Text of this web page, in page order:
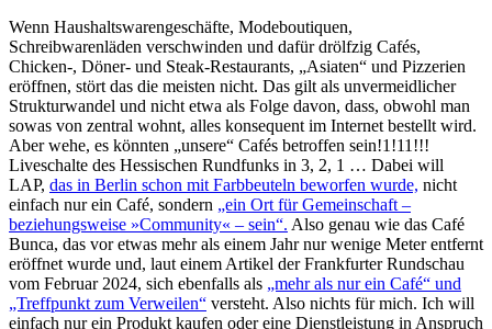
Wenn Haushaltswarengeschäfte, Modeboutiquen,
Schreibwarenläden verschwinden und dafür drölfzig Cafés,
Chicken-, Döner- und Steak-Restaurants, „Asiaten“ und Pizzerien
eröffnen, stört das die meisten nicht. Das gilt als unvermeidlicher
Strukturwandel und nicht etwa als Folge davon, dass, obwohl man
sowas von zentral wohnt, alles konsequent im Internet bestellt wird.
Aber wehe, es könnten „unsere“ Cafés betroffen sein!1!11!!!
Liveschalte des Hessischen Rundfunks in 3, 2, 1 … Dabei will
LAP, das in Berlin schon mit Farbbeuteln beworfen wurde, nicht
einfach nur ein Café, sondern „ein Ort für Gemeinschaft –
beziehungsweise »Community« – sein“. Also genau wie das Café
Bunca, das vor etwas mehr als einem Jahr nur wenige Meter entfernt
eröffnet wurde und, laut einem Artikel der Frankfurter Rundschau
vom Februar 2024, sich ebenfalls als „mehr als nur ein Café“ und
„Treffpunkt zum Verweilen“ versteht. Also nichts für mich. Ich will
einfach nur ein Produkt kaufen oder eine Dienstleistung in Anspruch